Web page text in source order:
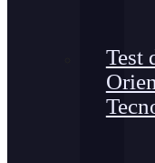
Test